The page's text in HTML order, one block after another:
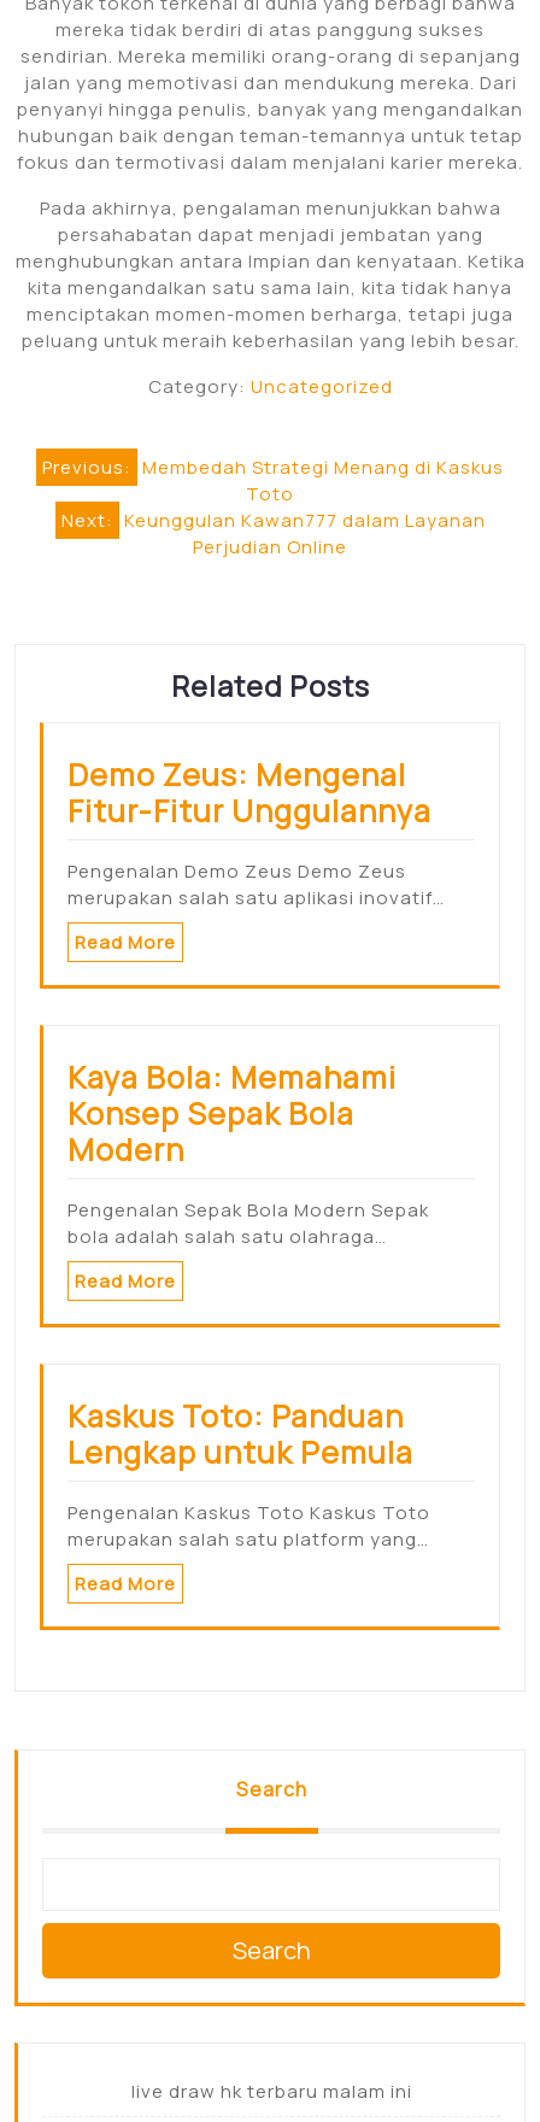
mereka tidak berdiri di atas panggung sukses
sendirian. Mereka memiliki orang-orang di sepanjang
jalan yang memotivasi dan mendukung mereka. Dari
penyanyi hingga penulis, banyak yang mengandalkan
hubungan baik dengan teman-temannya untuk tetap
fokus dan termotivasi dalam menjalani karier mereka.
Pada akhirnya, pengalaman menunjukkan bahwa
persahabatan dapat menjadi jembatan yang
menghubungkan antara Impian dan kenyataan. Ketika
kita mengandalkan satu sama lain, kita tidak hanya
menciptakan momen-momen berharga, tetapi juga
peluang untuk meraih keberhasilan yang lebih besar.
Category: Uncategorized
Post
navigation
Previous: Membedah Strategi Menang di Kaskus
Toto
Next: Keunggulan Kawan777 dalam Layanan
Perjudian Online
Related Posts
Demo Zeus: Mengenal
Fitur-Fitur Unggulannya
Pengenalan Demo Zeus Demo Zeus
merupakan salah satu aplikasi inovatif…
Read More
Kaya Bola: Memahami
Konsep Sepak Bola
Modern
Pengenalan Sepak Bola Modern Sepak
bola adalah salah satu olahraga…
Read More
Kaskus Toto: Panduan
Lengkap untuk Pemula
Pengenalan Kaskus Toto Kaskus Toto
merupakan salah satu platform yang…
Read More
Search
Search
live draw hk terbaru malam ini